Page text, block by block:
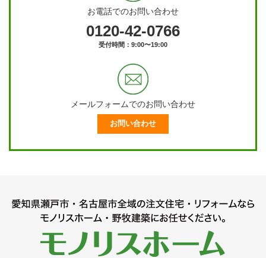
お電話でのお問い合わせ
0120-42-0766
受付時間：9:00〜19:00
メールフォームでのお問い合わせ
お問い合わせ